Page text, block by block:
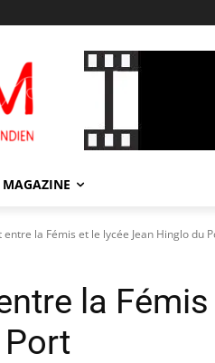
MAGAZINE
la Fémis et le lycée Jean Hinglo du
la